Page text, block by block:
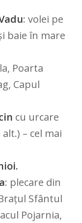
: volei pe
baie în mare
Poarta
Capul
cu urcare
– cel mai
: plecare din
Sfântul
Pojarnia,